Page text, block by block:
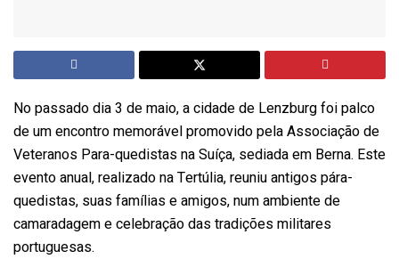
No passado dia 3 de maio, a cidade de Lenzburg foi palco
de um encontro memorável promovido pela Associação de
Veteranos Para-quedistas na Suíça, sediada em Berna. Este
evento anual, realizado na Tertúlia, reuniu antigos pára-
quedistas, suas famílias e amigos, num ambiente de
camaradagem e celebração das tradições militares
portuguesas.